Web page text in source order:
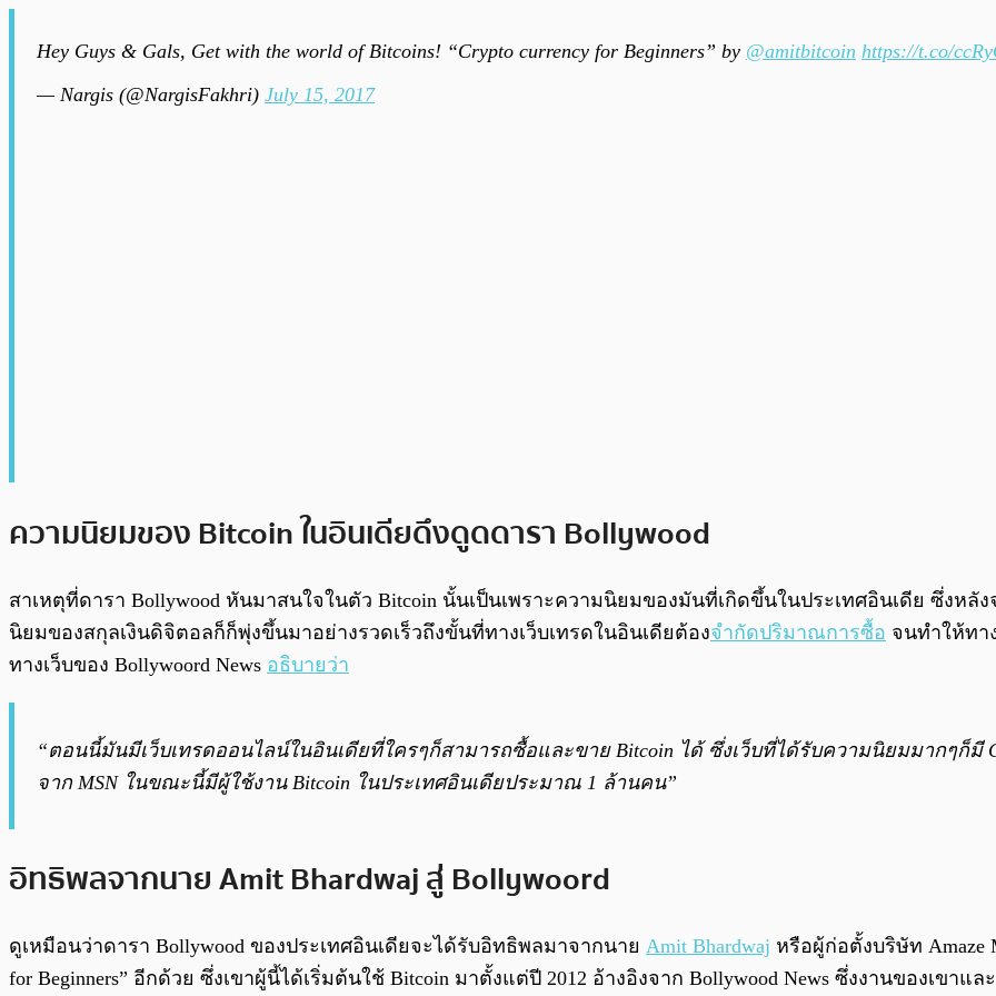
Hey Guys & Gals, Get with the world of Bitcoins! “Crypto currency for Beginners” by @amitbitcoin https://t.co/
— Nargis (@NargisFakhri) July 15, 2017
ความนิยมของ Bitcoin ในอินเดียดึงดูดดารา Bollywood
สาเหตุที่ดารา Bollywood หันมาสนใจในตัว Bitcoin นั้นเป็นเพราะความนิยมของมันที่เกิดขึ้นในประเทศอินเดีย ซึ่งหลั
นิยมของสกุลเงินดิจิตอลก็ก็พุ่งขึ้นมาอย่างรวดเร็วถึงขั้นที่ทางเว็บเทรดในอินเดียต้องจำกัดปริมาณการซื้อ จนทำให้ทา
ทางเว็บของ Bollywoord News อธิบายว่า
“ตอนนี้มันมีเว็บเทรดออนไลน์ในอินเดียที่ใครๆก็สามารถซื้อและขาย Bitcoin ได้ ซึ่งเว็บที่ได้รับความนิยมมากๆก็มี
จาก MSN ในขณะนี้มีผู้ใช้งาน Bitcoin ในประเทศอินเดียประมาณ 1 ล้านคน”
อิทธิพลจากนาย Amit Bhardwaj สู่ Bollywoord
ดูเหมือนว่าดารา Bollywood ของประเทศอินเดียจะได้รับอิทธิพลมาจากนาย Amit Bhardwaj หรือผู้ก่อตั้งบริษัท Amaze
for Beginners” อีกด้วย ซึ่งเขาผู้นี้ได้เริ่มต้นใช้ Bitcoin มาตั้งแต่ปี 2012 อ้างอิงจาก Bollywood News ซึ่งงานของเขา